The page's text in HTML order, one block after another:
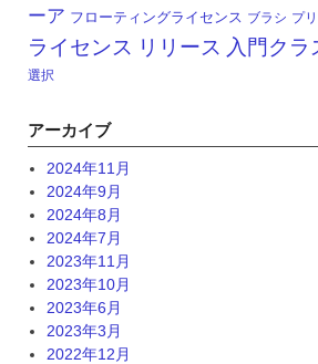
ーア フローティングライセンス ブラシ プ
ライセンス リリース 入門クラ
選択
アーカイブ
2024年11月
2024年9月
2024年8月
2024年7月
2023年11月
2023年10月
2023年6月
2023年3月
2022年12月